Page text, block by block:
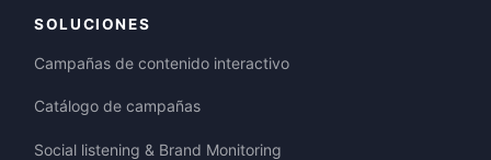
SOLUCIONES
Campañas de contenido interactivo
Catálogo de campañas
Social listening & Brand Monitoring